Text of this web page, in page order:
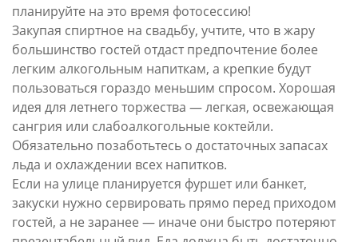
планируйте на это время фотосессию!
Закупая спиртное на свадьбу, учтите, что в жару
большинство гостей отдаст предпочтение более
легким алкогольным напиткам, а крепкие будут
пользоваться гораздо меньшим спросом. Хорошая
идея для летнего торжества — легкая, освежающая
сангрия или слабоалкогольные коктейли.
Обязательно позаботьтесь о достаточных запасах
льда и охлаждении всех напитков.
Если на улице планируется фуршет или банкет,
закуски нужно сервировать прямо перед приходом
гостей, а не заранее — иначе они быстро потеряют